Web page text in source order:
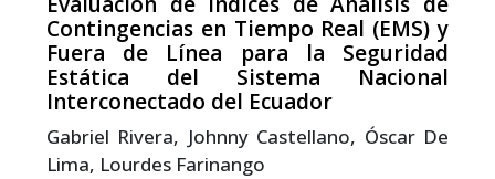
Contingencias en Tiempo Real (EMS) y
Fuera de Línea para la Seguridad
Estática del Sistema Nacional
Interconectado del Ecuador
Gabriel Rivera, Johnny Castellano, Óscar De
Lima, Lourdes Farinango